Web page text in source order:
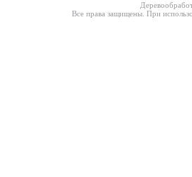
Все права защищены. При